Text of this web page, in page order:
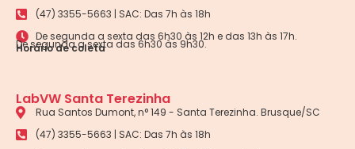
(47) 3355-5663 | SAC: Das 7h às 18h
De segunda a sexta das 6h30 às 12h e das 13h às 17h.
Horário de coleta
De segunda a sexta das 6h30 às 9h30.
LabVW Santa Terezinha
Rua Santos Dumont, n° 149 - Santa Terezinha. Brusque/SC
(47) 3355-5663 | SAC: Das 7h às 18h